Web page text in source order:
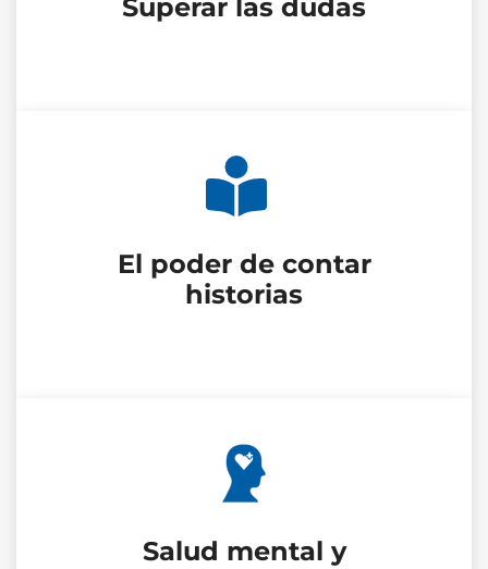
Superar las dudas
El poder de contar
historias
Salud mental y